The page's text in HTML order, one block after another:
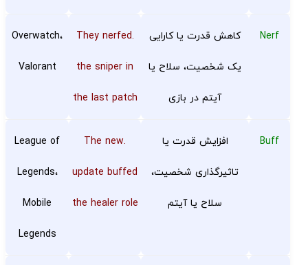
Nerf کاهش قدرت یا کارایی
یک شخصیت، سلاح یا
آیتم در بازی
.They nerfed
the sniper in
the last patch
Overwatch،
Valorant
Buff افزایش قدرت یا
تاثیرگذاری شخصیت،
سلاح یا آیتم
.The new
update buffed
the healer role
League of
Legends،
Mobile
Legends